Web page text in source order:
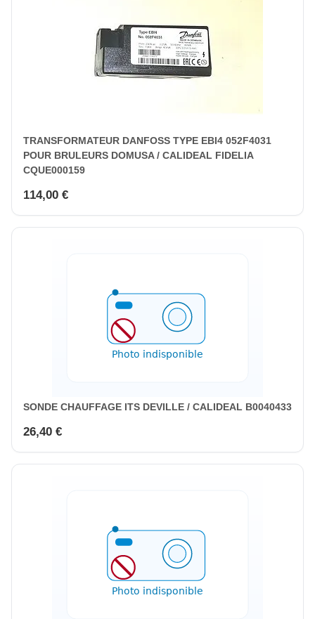
TRANSFORMATEUR DANFOSS TYPE EBI4 052F4031
POUR BRULEURS DOMUSA / CALIDEAL FIDELIA
CQUE000159
114,00 €
SONDE CHAUFFAGE ITS DEVILLE / CALIDEAL B0040433
26,40 €